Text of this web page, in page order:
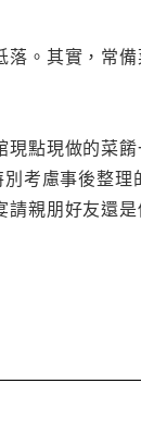
。其實，常
點現做的菜
考慮事後整理
親朋好友還